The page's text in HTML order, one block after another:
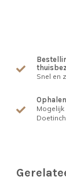
Snel en